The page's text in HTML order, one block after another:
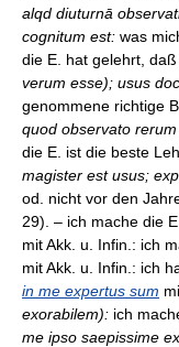
alqd diuturnā
cognitum est: was
die E. hat gelehrt, daß
verum esse); usus
genommene richtige
quod observato
die E. ist die beste
magister est usus;
od. nicht vor den
29). – ich mache die
mit Akk. u. Infin.: ich
mit Akk. u. Infin.: ich
in me expertus sum
exorabilem): ich
me ipso saepissime